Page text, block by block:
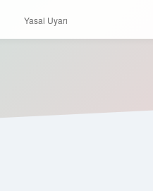
Yasal Uyarı